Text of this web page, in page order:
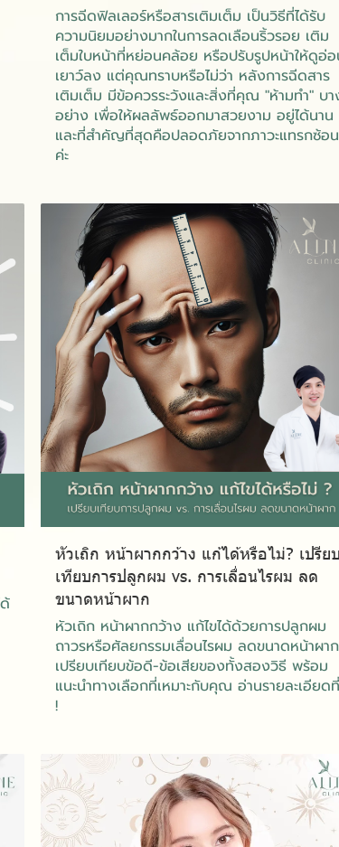
การฉีดฟิลเลอร์หรือสารเติมเต็ม เป็นวิธีที่ได้รับ
ความนิยมอย่างมากในการลดเลือนริ้วรอย เติม
เต็มใบหน้าที่หย่อนคล้อย หรือปรับรูปหน้าให้ดูอ่
เยาว์ลง แต่คุณทราบหรือไม่ว่า หลังการฉีดสาร
เติมเต็ม มีข้อควรระวังและสิ่งที่คุณ "ห้ามทำ" บา
อย่าง เพื่อให้ผลลัพธ์ออกมาสวยงาม อยู่ได้นาน
และที่สำคัญที่สุดคือปลอดภัยจากภาวะแทรกซ้อน
ค่ะ
หัวเถิก หน้าผากกว้าง แก้ได้หรือไม่? เปรียบ
เทียบการปลูกผม vs. การเลื่อนไรผม ลด
ขนาดหน้าผาก
หัวเถิก หน้าผากกว้าง แก้ไขได้ด้วยการปลูกผม
ถาวรหรือศัลยกรรมเลื่อนไรผม ลดขนาดหน้าผาก
เปรียบเทียบข้อดี-ข้อเสียของทั้งสองวิธี พร้อม
แนะนำทางเลือกที่เหมาะกับคุณ อ่านรายละเอียด
!